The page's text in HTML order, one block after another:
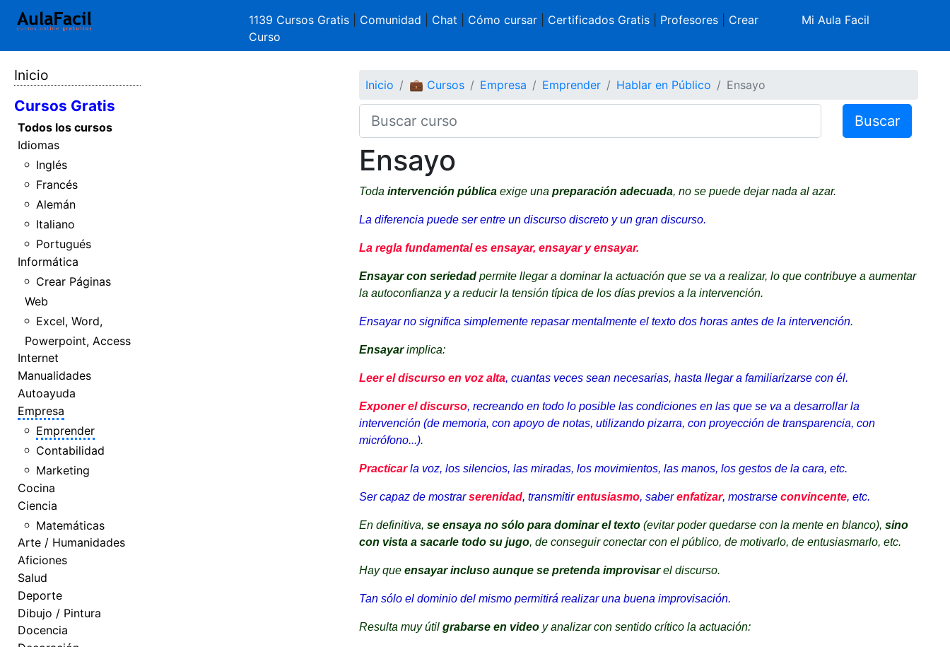
1139 Cursos Gratis Comunidad Chat Cómo cursar| Certificados Gratis| Profesores| Crear
Curso
Mi Aula Facil
Inicio
Cursos Gratis
Todos los cursos
Idiomas
Inglés
Francés
Alemán
Italiano
Portugués
Informática
Crear Páginas
Web
Excel, Word,
Powerpoint, Access
Internet
Manualidades
Autoayuda
Empresa
Emprender
Contabilidad
Marketing
Cocina
Ciencia
Matemáticas
Arte / Humanidades
Aficiones
Salud
Deporte
Dibujo / Pintura
Docencia
Inicio 💼 Cursos Empresa Emprender Hablar en Público Ensayo
Buscar
Ensayo
Toda intervención públicaexige una preparación adecuada, no se puede dejar nada al azar.
La diferencia puede ser entre un discurso discreto y un gran discurso.
La regla fundamental es ensayar, ensayar y ensayar.
Ensayar con seriedadpermite llegar a dominar la actuación que se va a realizar, lo que contribuye a aumentar
la autoconfianza y a reducir la tensión típica de los días previos a la intervención.
Ensayar no significa simplemente repasar mentalmente el texto dos horas antes de la intervención.
Ensayarimplica:
Leer el discurso en voz alta, cuantas veces sean necesarias, hasta llegar a familiarizarse con él.
Exponer el discurso, recreando en todo lo posible las condiciones en las que se va a desarrollar la
intervención (de memoria, con apoyo de notas, utilizando pizarra, con proyección de transparencia, con
micrófono...).
Practicarla voz, los silencios, las miradas, los movimientos, las manos, los gestos de la cara, etc.
Ser capaz de mostrarserenidad, transmitirentusiasmo, saberenfatizar, mostrarse convincente, etc.
En definitiva, se ensaya no sólo para dominar el texto (evitar poder quedarse con la mente en blanco), sino
con vista a sacarle todo su jugo, de conseguir conectar con el público, de motivarlo, de entusiasmarlo, etc.
Hay que ensayar incluso aunque se pretenda improvisarel discurso.
Tan sólo el dominio del mismo permitirá realizar una buena improvisación.
Resulta muy útil grabarse en videoy analizar con sentido crítico la actuación: